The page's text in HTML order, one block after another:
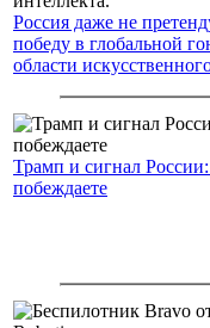
Россия даже не
победу в глобальной
области
Трамп и сигнал
побеждаете